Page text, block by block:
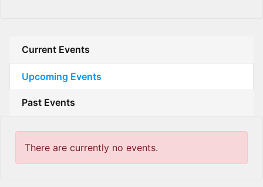
Current Events
Upcoming Events
Past Events
There are currently no events.